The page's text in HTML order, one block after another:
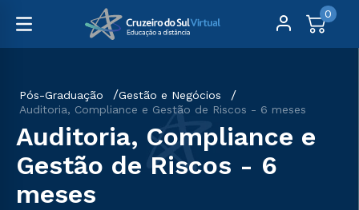
0
Pós-Graduação
Gestão e Negócios
Auditoria, Compliance e Gestão de Riscos - 6 meses
Auditoria, Compliance e
Gestão de Riscos - 6
meses